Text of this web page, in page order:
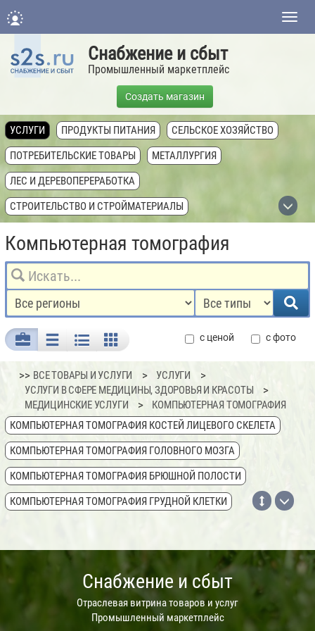
Снабжение и сбыт
Промышленный маркетплейс
Создать магазин
УСЛУГИ ПРОДУКТЫ ПИТАНИЯ
СЕЛЬСКОЕ ХОЗЯЙСТВО
ПОТРЕБИТЕЛЬСКИЕ ТОВАРЫ
МЕТАЛЛУРГИЯ
ЛЕС И ДЕРЕВОПЕРЕРАБОТКА
СТРОИТЕЛЬСТВО И СТРОЙМАТЕРИАЛЫ
ТОПЛИВНАЯ ПРОМЫШЛЕННОСТЬ
ТЕХНИКА, ОБОРУДОВАНИЕ, КОМПЛЕКТУЮЩИЕ
НЕДВИЖИМОСТЬ И ЗЕМЛЯ
Компьютерная томография
с ценой с фото
>>ВСЕ ТОВАРЫ И УСЛУГИ
УСЛУГИ
УСЛУГИ В СФЕРЕ МЕДИЦИНЫ, ЗДОРОВЬЯ И КРАСОТЫ
МЕДИЦИНСКИЕ УСЛУГИ
КОМПЬЮТЕРНАЯ ТОМОГРАФИЯ
КОМПЬЮТЕРНАЯ ТОМОГРАФИЯ КОСТЕЙ ЛИЦЕВОГО СКЕЛЕТА
КОМПЬЮТЕРНАЯ ТОМОГРАФИЯ ГОЛОВНОГО МОЗГА
КОМПЬЮТЕРНАЯ ТОМОГРАФИЯ БРЮШНОЙ ПОЛОСТИ
КОМПЬЮТЕРНАЯ ТОМОГРАФИЯ ГРУДНОЙ КЛЕТКИ
КОМПЬЮТЕРНАЯ ТОМОГРАФИЯ ПОЗВОНОЧНИКА
КОМПЬЮТЕРНАЯ ТОМОГРАФИЯ ОРГАНОВ МАЛОГО ТАЗА
КОМПЬЮТЕРНАЯ ТОМОГРАФИЯ СУСТАВОВ
Снабжение и сбыт
Отраслевая витрина товаров и услуг
Промышленный маркетплейс